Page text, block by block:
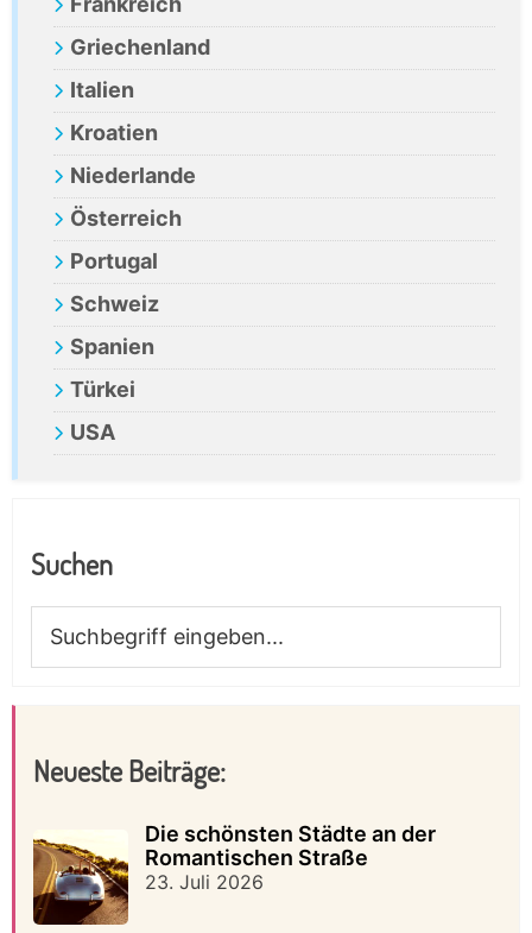
Griechenland
Italien
Kroatien
Niederlande
Österreich
Portugal
Schweiz
Spanien
Türkei
USA
Suchen
eingeben...
Neueste Beiträge:
Die schönsten Städte an der
Romantischen Straße
23. Juli 2026